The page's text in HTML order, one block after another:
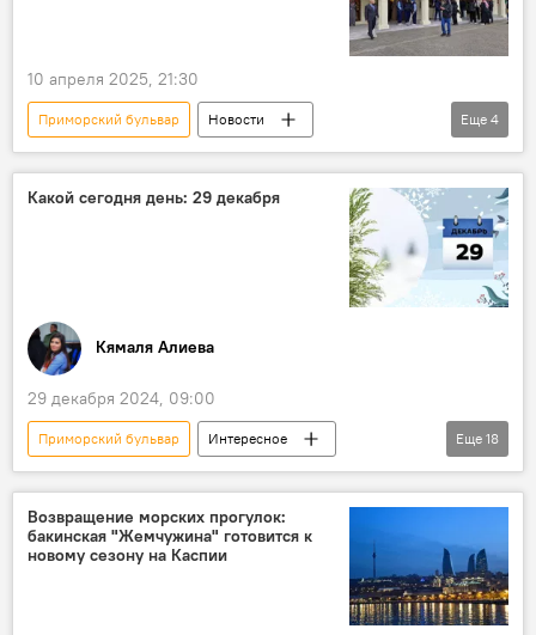
10 апреля 2025, 21:30
Приморский бульвар
Новости
Азербайджан
Ближний Восток
Катар
Дни культуры
Еще 4
Какой сегодня день: 29 декабря
Кямаля Алиева
29 декабря 2024, 09:00
Приморский бульвар
Интересное
Азербайджан
Россия
История
Литература
Еще 18
Возвращение морских прогулок:
бакинская "Жемчужина" готовится к
новому сезону на Каспии